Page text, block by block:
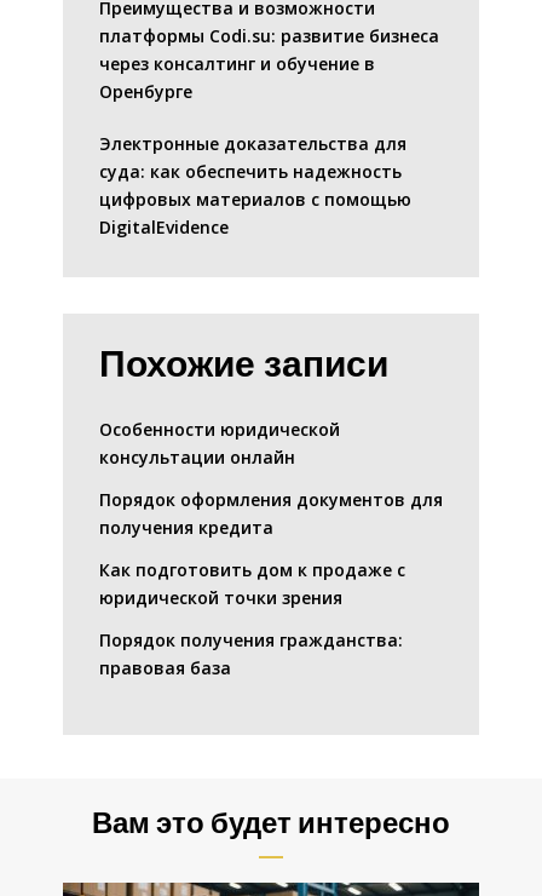
Преимущества и возможности
платформы Codi.su: развитие бизнеса
через консалтинг и обучение в
Оренбурге
Электронные доказательства для
суда: как обеспечить надежность
цифровых материалов с помощью
DigitalEvidence
Похожие записи
Особенности юридической
консультации онлайн
Порядок оформления документов для
получения кредита
Как подготовить дом к продаже с
юридической точки зрения
Порядок получения гражданства:
правовая база
Вам это будет интересно